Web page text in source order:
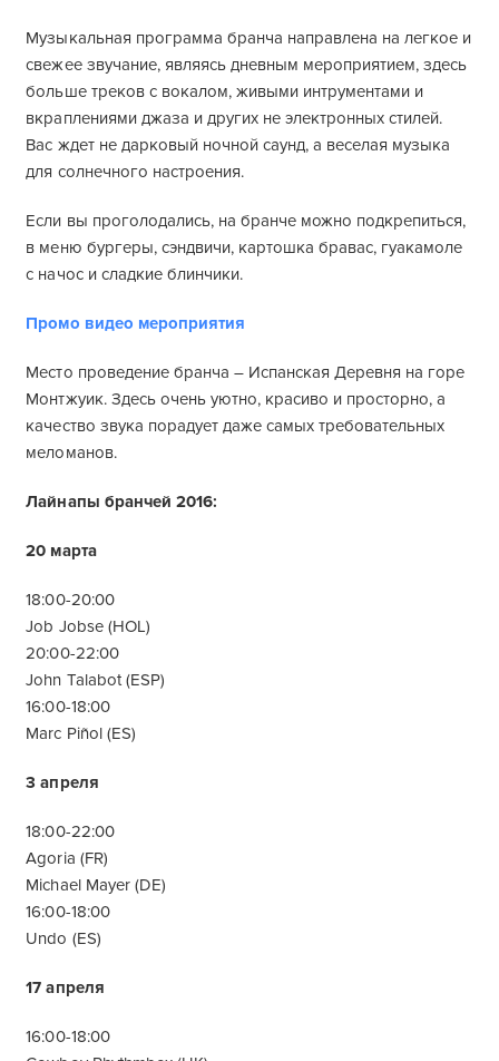
Музыкальная программа бранча направлена на легкое и
свежее звучание, являясь дневным мероприятием, здесь
больше треков с вокалом, живыми интрументами и
вкраплениями джаза и других не электронных стилей.
Вас ждет не дарковый ночной саунд, а веселая музыка
для солнечного настроения.
Если вы проголодались, на бранче можно подкрепиться,
в меню бургеры, сэндвичи, картошка бравас, гуакамоле
с начос и сладкие блинчики.
Промо видео мероприятия
Место проведение бранча – Испанская Деревня на горе
Монтжуик. Здесь очень уютно, красиво и просторно, а
качество звука порадует даже самых требовательных
меломанов.
Лайнапы бранчей 2016:
20 марта
18:00-20:00
Job Jobse (HOL)
20:00-22:00
John Talabot (ESP)
16:00-18:00
Marc Piñol (ES)
3 апреля
18:00-22:00
Agoria (FR)
Michael Mayer (DE)
16:00-18:00
Undo (ES)
17 апреля
16:00-18:00